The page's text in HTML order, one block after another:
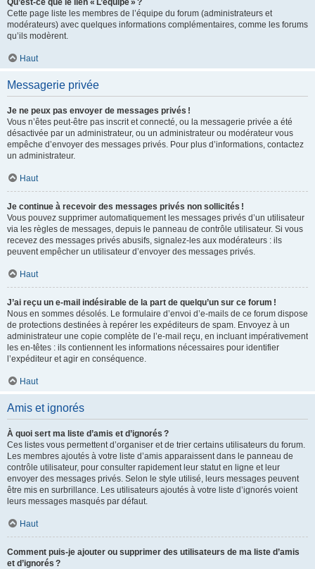
Qu’est-ce que le lien « L’équipe » ?
Cette page liste les membres de l’équipe du forum (administrateurs et
modérateurs) avec quelques informations complémentaires, comme les forums
qu’ils modèrent.
Haut
Messagerie privée
Je ne peux pas envoyer de messages privés !
Vous n’êtes peut-être pas inscrit et connecté, ou la messagerie privée a été
désactivée par un administrateur, ou un administrateur ou modérateur vous
empêche d’envoyer des messages privés. Pour plus d’informations, contactez
un administrateur.
Haut
Je continue à recevoir des messages privés non sollicités !
Vous pouvez supprimer automatiquement les messages privés d’un utilisateur
via les règles de messages, depuis le panneau de contrôle utilisateur. Si vous
recevez des messages privés abusifs, signalez-les aux modérateurs : ils
peuvent empêcher un utilisateur d’envoyer des messages privés.
Haut
J’ai reçu un e-mail indésirable de la part de quelqu’un sur ce forum !
Nous en sommes désolés. Le formulaire d’envoi d’e-mails de ce forum dispose
de protections destinées à repérer les expéditeurs de spam. Envoyez à un
administrateur une copie complète de l’e-mail reçu, en incluant impérativement
les en-têtes : ils contiennent les informations nécessaires pour identifier
l’expéditeur et agir en conséquence.
Haut
Amis et ignorés
À quoi sert ma liste d’amis et d’ignorés ?
Ces listes vous permettent d’organiser et de trier certains utilisateurs du forum.
Les membres ajoutés à votre liste d’amis apparaissent dans le panneau de
contrôle utilisateur, pour consulter rapidement leur statut en ligne et leur
envoyer des messages privés. Selon le style utilisé, leurs messages peuvent
être mis en surbrillance. Les utilisateurs ajoutés à votre liste d’ignorés voient
leurs messages masqués par défaut.
Haut
Comment puis-je ajouter ou supprimer des utilisateurs de ma liste d’amis
et d’ignorés ?